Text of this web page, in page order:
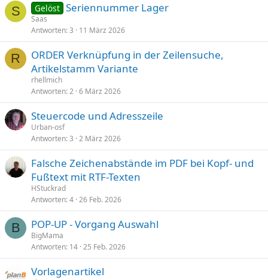
S Gelöst Seriennummer Lager
Saas
Antworten 3 11 März 2026
R
ORDER Verknüpfung in der Zeilensuche,
Artikelstamm Variante
rhellmich
Antworten 2 6 März 2026
Steuercode und Adresszeile
Urban-osf
Antworten 3 2 März 2026
Falsche Zeichenabstände im PDF bei Kopf- und
Fußtext mit RTF-Texten
HStuckrad
Antworten 4 26 Feb. 2026
B POP-UP - Vorgang Auswahl
BigMama
Antworten 14 25 Feb. 2026
Vorlagenartikel